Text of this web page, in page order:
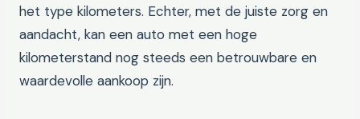
het type kilometers. Echter, met de juiste zorg en
aandacht, kan een auto met een hoge
kilometerstand nog steeds een betrouwbare en
waardevolle aankoop zijn.